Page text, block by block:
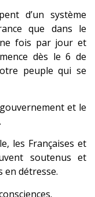
d’un système
que dans le
fois par jour et
dès le 6 de
peuple qui se
et le
les Françaises et
soutenus et
en détresse.